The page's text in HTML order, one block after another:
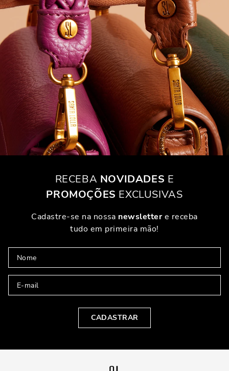
RECEBA NOVIDADES E
PROMOÇÕES EXCLUSIVAS
Cadastre-se na nossa newslettere receba
tudo em primeira mão!
CADASTRAR